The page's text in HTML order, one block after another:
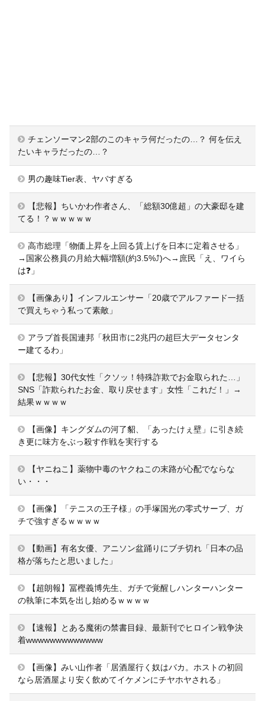
チェンソーマン2部のこのキャラ何だったの…？ 何を伝え
たいキャラだったの…？
男の趣味Tier表、ヤバすぎる
【悲報】ちいかわ作者さん、「総額30億超」の大豪邸を建
てる！？ｗｗｗｗｗ
高市総理「物価上昇を上回る賃上げを日本に定着させる」
→国家公務員の月給大幅増額(約3.5%⤴)へ→庶民「え、ワイら
は❓」
【画像あり】インフルエンサー「20歳でアルファード一括
で買えちゃう私って素敵」
アラブ首長国連邦「秋田市に2兆円の超巨大データセンタ
ー建てるわ」
【悲報】30代女性「クソッ！特殊詐欺でお金取られた…」
SNS「詐欺られたお金、取り戻せます」女性「これだ！」→
結果ｗｗｗｗ
【画像】キングダムの河了貂、「あったけぇ壁」に引き続
き更に味方をぶっ殺す作戦を実行する
【ヤニねこ】薬物中毒のヤクねこの末路が心配でならな
い・・・
【画像】「テニスの王子様」の手塚国光の零式サーブ、ガ
チで強すぎるｗｗｗｗ
【動画】有名女優、アニソン盆踊りにブチ切れ「日本の品
格が落ちたと思いました」
【超朗報】冨樫義博先生、ガチで覚醒しハンターハンター
の執筆に本気を出し始めるｗｗｗｗ
【速報】とある魔術の禁書目録、最新刊でヒロイン戦争決
着wwwwwwwwwwwww
【画像】みい山作者「居酒屋行く奴はバカ。ホストの初回
なら居酒屋より安く飲めてイケメンにチヤホヤされる」